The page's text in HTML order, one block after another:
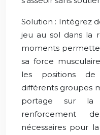
Solution : Intégrez
jeu au sol dans la
moments
sa force
les positions
différents groupes
portage sur la
renforcement
nécessaires pour